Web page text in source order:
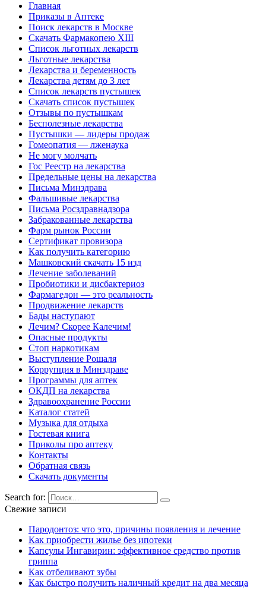
Главная
Приказы в Аптеке
Поиск лекарств в Москве
Скачать Фармакопею XIII
Список льготных лекарств
Льготные лекарства
Лекарства и беременность
Лекарства детям до 3 лет
Список лекарств пустышек
Скачать список пустышек
Отзывы по пустышкам
Бесполезные лекарства
Пустышки — лидеры продаж
Гомеопатия — лженаука
Не могу молчать
Гос Реестр на лекарства
Предельные цены на лекарства
Письма Минздрава
Фальшивые лекарства
Письма Росздравнадзора
Забракованные лекарства
Фарм рынок России
Сертификат провизора
Как получить категорию
Машковский скачать 15 изд
Лечение заболеваний
Пробиотики и дисбактериоз
Фармагедон — это реальность
Продвижение лекарств
Бады наступают
Лечим? Скорее Калечим!
Опасные продукты
Стоп наркотикам
Выступление Рошаля
Коррупция в Минздраве
Программы для аптек
ОКДП на лекарства
Здравоохранение России
Каталог статей
Музыка для отдыха
Гостевая книга
Приколы про аптеку
Контакты
Обратная связь
Скачать документы
Search for:
Свежие записи
Пародонтоз: что это, причины появления и лечение
Как приобрести жилье без ипотеки
Капсулы Ингавирин: эффективное средство против
гриппа
Как отбеливают зубы
Как быстро получить наличный кредит на два месяца